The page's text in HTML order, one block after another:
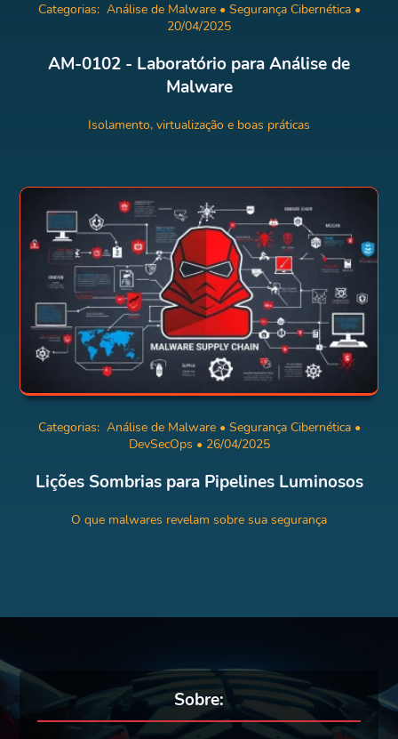
Categorias: Análise de Malware• Segurança Cibernética•
20/04/2025
AM-0102 - Laboratório para Análise de
Malware
Isolamento, virtualização e boas práticas
Categorias: Análise de Malware• Segurança Cibernética•
DevSecOps • 26/04/2025
Lições Sombrias para Pipelines Luminosos
O que malwares revelam sobre sua segurança
Sobre: